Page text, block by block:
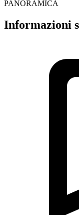
PANORAMICA
Informazioni